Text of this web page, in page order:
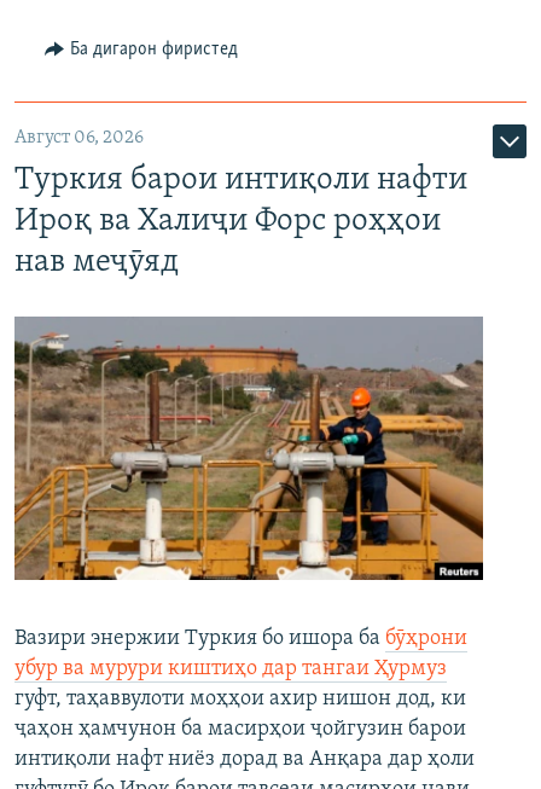
Ба дигарон фиристед
Август 06, 2026
Туркия барои интиқоли нафти
Ироқ ва Халиҷи Форс роҳҳои
нав меҷӯяд
Вазири энержии Туркия бо ишора ба бӯҳрони
убур ва мурури киштиҳо дар тангаи Ҳурмуз
гуфт, таҳаввулоти моҳҳои ахир нишон дод, ки
ҷаҳон ҳамчунон ба масирҳои ҷойгузин барои
интиқоли нафт ниёз дорад ва Анқара дар ҳоли